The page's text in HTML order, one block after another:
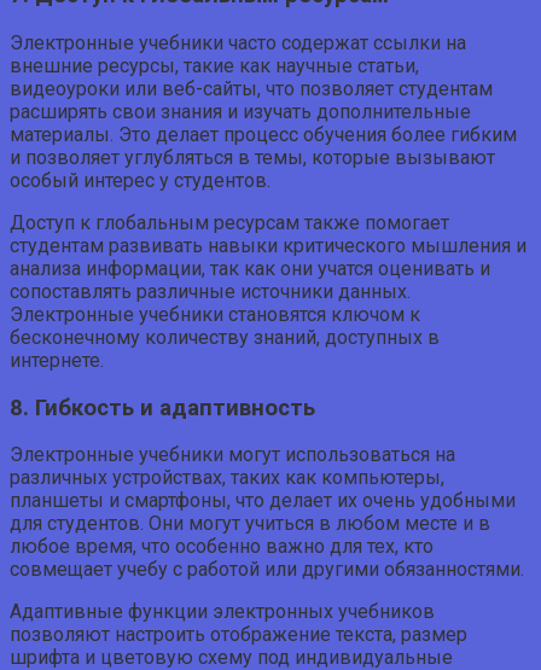
Электронные учебники часто содержат ссылки на
внешние ресурсы, такие как научные статьи,
видеоуроки или веб-сайты, что позволяет студентам
расширять свои знания и изучать дополнительные
материалы. Это делает процесс обучения более гибким
и позволяет углубляться в темы, которые вызывают
особый интерес у студентов.
Доступ к глобальным ресурсам также помогает
студентам развивать навыки критического мышления и
анализа информации, так как они учатся оценивать и
сопоставлять различные источники данных.
Электронные учебники становятся ключом к
бесконечному количеству знаний, доступных в
интернете.
8. Гибкость и адаптивность
Электронные учебники могут использоваться на
различных устройствах, таких как компьютеры,
планшеты и смартфоны, что делает их очень удобными
для студентов. Они могут учиться в любом месте и в
любое время, что особенно важно для тех, кто
совмещает учебу с работой или другими обязанностями.
Адаптивные функции электронных учебников
позволяют настроить отображение текста, размер
шрифта и цветовую схему под индивидуальные